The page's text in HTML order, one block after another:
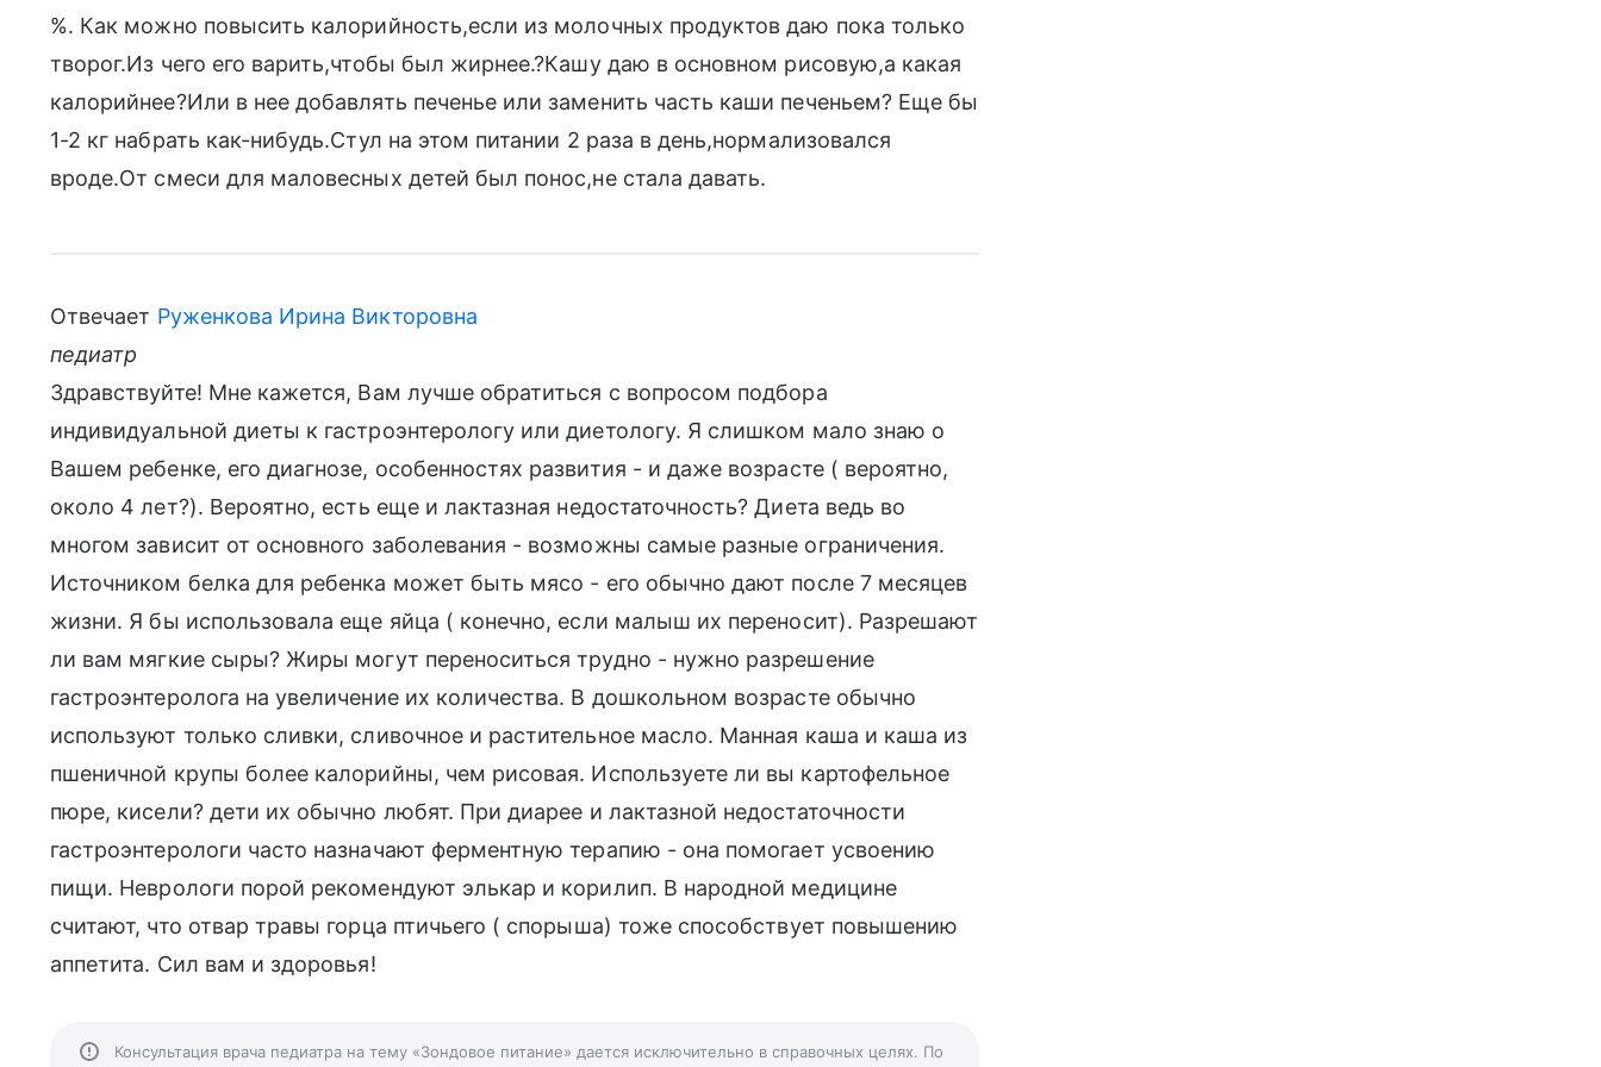
%. Как можно повысить калорийность,если из молочных продуктов даю пока только
творог.Из чего его варить,чтобы был жирнее.?Кашу даю в основном рисовую,а какая
калорийнее?Или в нее добавлять печенье или заменить часть каши печеньем? Еще бы
1-2 кг набрать как-нибудь.Стул на этом питании 2 раза в день,нормализовался
вроде.От смеси для маловесных детей был понос,не стала давать.
Отвечает Руженкова Ирина Викторовна
педиатр
Здравствуйте! Мне кажется, Вам лучше обратиться с вопросом подбора
индивидуальной диеты к гастроэнтерологу или диетологу. Я слишком мало знаю о
Вашем ребенке, его диагнозе, особенностях развития - и даже возрасте ( вероятно,
около 4 лет?). Вероятно, есть еще и лактазная недостаточность? Диета ведь во
многом зависит от основного заболевания - возможны самые разные ограничения.
Источником белка для ребенка может быть мясо - его обычно дают после 7 месяцев
жизни. Я бы использовала еще яйца ( конечно, если малыш их переносит). Разрешают
ли вам мягкие сыры? Жиры могут переноситься трудно - нужно разрешение
гастроэнтеролога на увеличение их количества. В дошкольном возрасте обычно
используют только сливки, сливочное и растительное масло. Манная каша и каша из
пшеничной крупы более калорийны, чем рисовая. Используете ли вы картофельное
пюре, кисели? дети их обычно любят. При диарее и лактазной недостаточности
гастроэнтерологи часто назначают ферментную терапию - она помогает усвоению
пищи. Неврологи порой рекомендуют элькар и корилип. В народной медицине
считают, что отвар травы горца птичьего ( спорыша) тоже способствует повышению
аппетита. Сил вам и здоровья!
Консультация врача педиатра на тему «Зондовое питание» дается исключительно в справочных целях. По